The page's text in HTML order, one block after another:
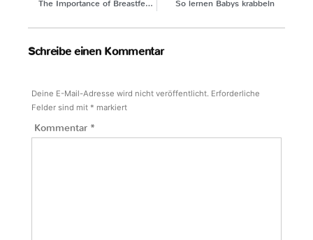
The Importance of Breastfeeding So lernen Babys krabbeln
Schreibe einen Kommentar
Deine E-Mail-Adresse wird nicht veröffentlicht. Erforderliche
Felder sind mit * markiert
Kommentar *